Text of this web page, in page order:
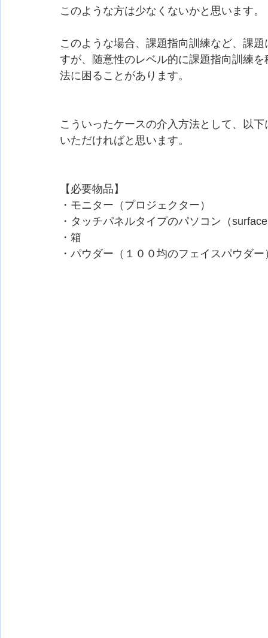
このような方は少なくないかと思います。
このような場合、課題指向訓練など、課
すが、随意性のレベル的に課題指向訓練
法に困ることがあります。
こういったケースの介入方法として、以
いただければと思います。
【必要物品】
・モニター（プロジェクター）
・タッチパネルタイプのパソコン（
・箱
・パウダー（１００均のフェイスパウダー